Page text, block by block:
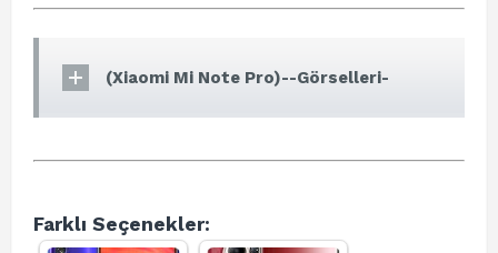
(Xiaomi Mi Note Pro)--Görselleri-
Farklı Seçenekler: